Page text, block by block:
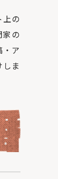
の
の
ア
ま
込みすぎな
地いい。記
リノベーシ
ェ」ALAYA